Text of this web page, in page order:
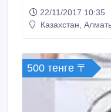
комплектующие на
22/11/2017 10:35
Казахстан,
500 тенге 〒